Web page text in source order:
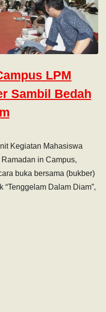
LPM
Sambil Bedah
Kegiatan Mahasiswa
in Campus,
buka bersama (bukber)
Dalam Diam”,